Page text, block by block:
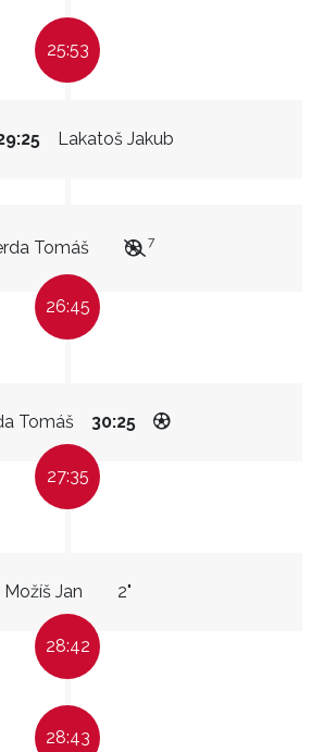
25:53
Lakatoš Jakub
Tomáš 7
26:45
Tomáš 30:25
27:35
Možíš Jan 2"
28:42
28:43